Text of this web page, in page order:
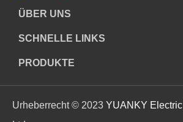
ÜBER UNS
SCHNELLE LINKS
PRODUKTE
Urheberrecht © 2023 YUANKY Electric